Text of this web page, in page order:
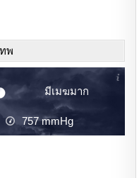
พ
มีเมฆมาก
757mmHg